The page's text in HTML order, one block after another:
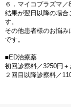
６．マイコプラズマ
結果が翌日以降の場
す。
その他患者様のお悩
です。
■ED治療薬
初回診察料／3250円＋
２回目以降診察料／